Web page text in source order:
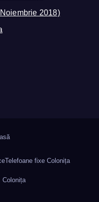
2018)
Telefoane fixe Colonița
Colonița